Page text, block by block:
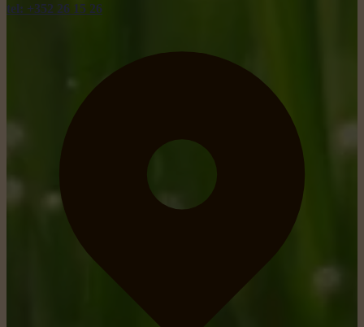
tel: +352 26 15 26